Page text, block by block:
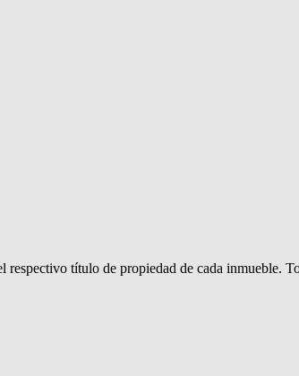
respectivo título de propiedad de cada inmueble.